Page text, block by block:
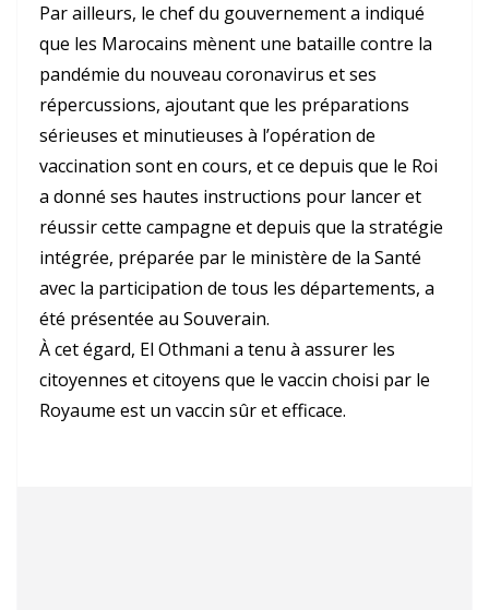
Par ailleurs, le chef du gouvernement a indiqué
que les Marocains mènent une bataille contre la
pandémie du nouveau coronavirus et ses
répercussions, ajoutant que les préparations
sérieuses et minutieuses à l’opération de
vaccination sont en cours, et ce depuis que le Roi
a donné ses hautes instructions pour lancer et
réussir cette campagne et depuis que la stratégie
intégrée, préparée par le ministère de la Santé
avec la participation de tous les départements, a
été présentée au Souverain.
À cet égard, El Othmani a tenu à assurer les
citoyennes et citoyens que le vaccin choisi par le
Royaume est un vaccin sûr et efficace.